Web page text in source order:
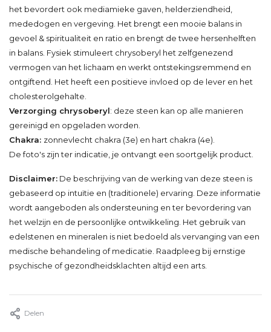
het bevordert ook mediamieke gaven, helderziendheid,
mededogen en vergeving. Het brengt een mooie balans in
gevoel & spiritualiteit en ratio en brengt de twee hersenhelften
in balans. Fysiek stimuleert chrysoberyl het zelfgenezend
vermogen van het lichaam en werkt ontstekingsremmend en
ontgiftend. Het heeft een positieve invloed op de lever en het
cholesterolgehalte.
Verzorging chrysoberyl: deze steen kan op alle manieren
gereinigd en opgeladen worden.
Chakra: zonnevlecht chakra (3e) en hart chakra (4e).
De foto's zijn ter indicatie, je ontvangt een soortgelijk product.
Disclaimer: De beschrijving van de werking van deze steen is
gebaseerd op intuïtie en (traditionele) ervaring. Deze informatie
wordt aangeboden als ondersteuning en ter bevordering van
het welzijn en de persoonlijke ontwikkeling. Het gebruik van
edelstenen en mineralen is niet bedoeld als vervanging van een
medische behandeling of medicatie. Raadpleeg bij ernstige
psychische of gezondheidsklachten altijd een arts.
Delen